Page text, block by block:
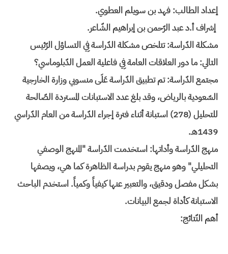
إعداد الطالب: فهد بن سويلم العطوي.
إشراف أ.د عبد الرّحمن بن إبراهيم الشّاعر.
مشكلة الدّراسة: تتلخص مشكلة الدّراسة فِي التساؤل الرّئيس
التالي: ما دور العلاقات العامة فِي فاعلية العمل الدّبلوماسي؟
مجتمع الدّراسة: تم تطبيق الدّراسة عَلَى منسوبي وزارة الخارجية
السّعودية بالرياض، وقد بلغ عدد الاستبانات المستردة الصّالحة
للتحليل (278) استبانة أثناء فترة إجراء الدّراسة من العام الدّراسي
1439هـ.
منهج الدّراسة وأداتها: استخدمت الدّراسة "المنهج الوصفي
التحليلي" وهو منهج يقوم بدراسة الظاهرة كما هي، ويصفها
بشكل مفصل ودقيق، والتعبير عنها كيفياً وكمياً. استخدم الباحث
الاستبانة كأداة لجمع البيانات.
أهم النّتائج: